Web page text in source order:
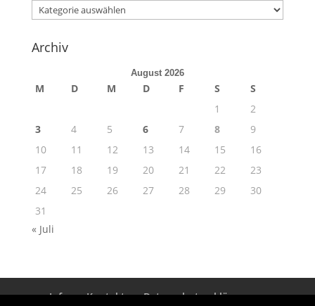
Kategorien
Archiv
August 2026
M D M D F S
S
1
2
3
4 5 6 7 8
9
10
11 12 13 14 15
16
17
18 19 20 21 22
23
24
25 26 27 28 29
30
31
« Juli
Info Kontakt Datenschutzerklärung